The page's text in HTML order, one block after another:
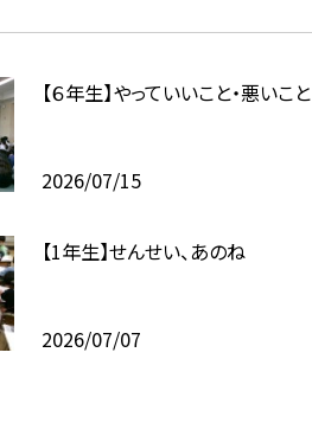
【６年生】やっていいこと・悪いこと
2026/07/15
【1年生】せんせい、あのね
2026/07/07